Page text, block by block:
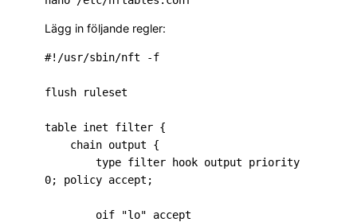
Lägg in följande regler:
#!/usr/sbin/nft -f
flush ruleset
table inet filter {
0; policy accept;